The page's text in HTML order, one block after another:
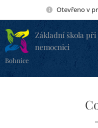
Otevřeno v
Základní škola při
nemocnici
Bohnice